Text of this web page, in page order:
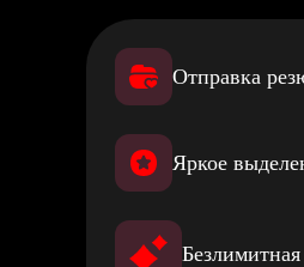
Отправка
Яркое